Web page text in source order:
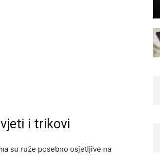
i trikovi
su ruže posebno osjetljive na